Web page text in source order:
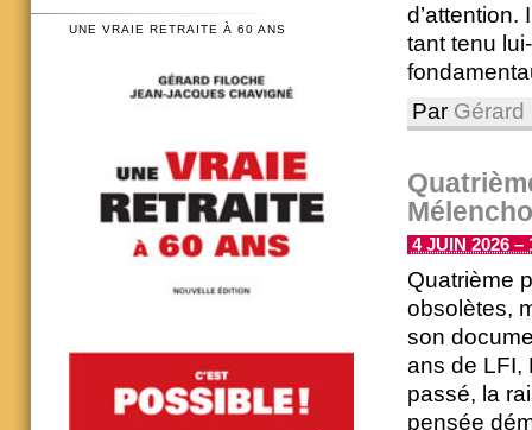
d’attention.
tant tenu
Par Gérard
4 JUIN 2026 –
Quatrième
obsolètes,
son
ans de LFI,
passé, la
pensée
UNE VRAIE RETRAITE À 60 ANS